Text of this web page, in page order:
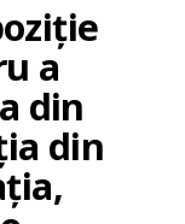
a
din
din